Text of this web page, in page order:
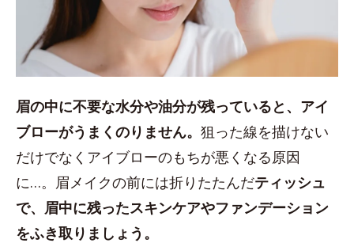
眉の中に不要な水分や油分が残っていると、アイ
ブローがうまくのりません。 狙った線を描けない
だけでなくアイブローのもちが悪くなる原因
に…。眉メイクの前には折りたたんだティッシュ
で、眉中に残ったスキンケアやファンデーション
をふき取りましょう。